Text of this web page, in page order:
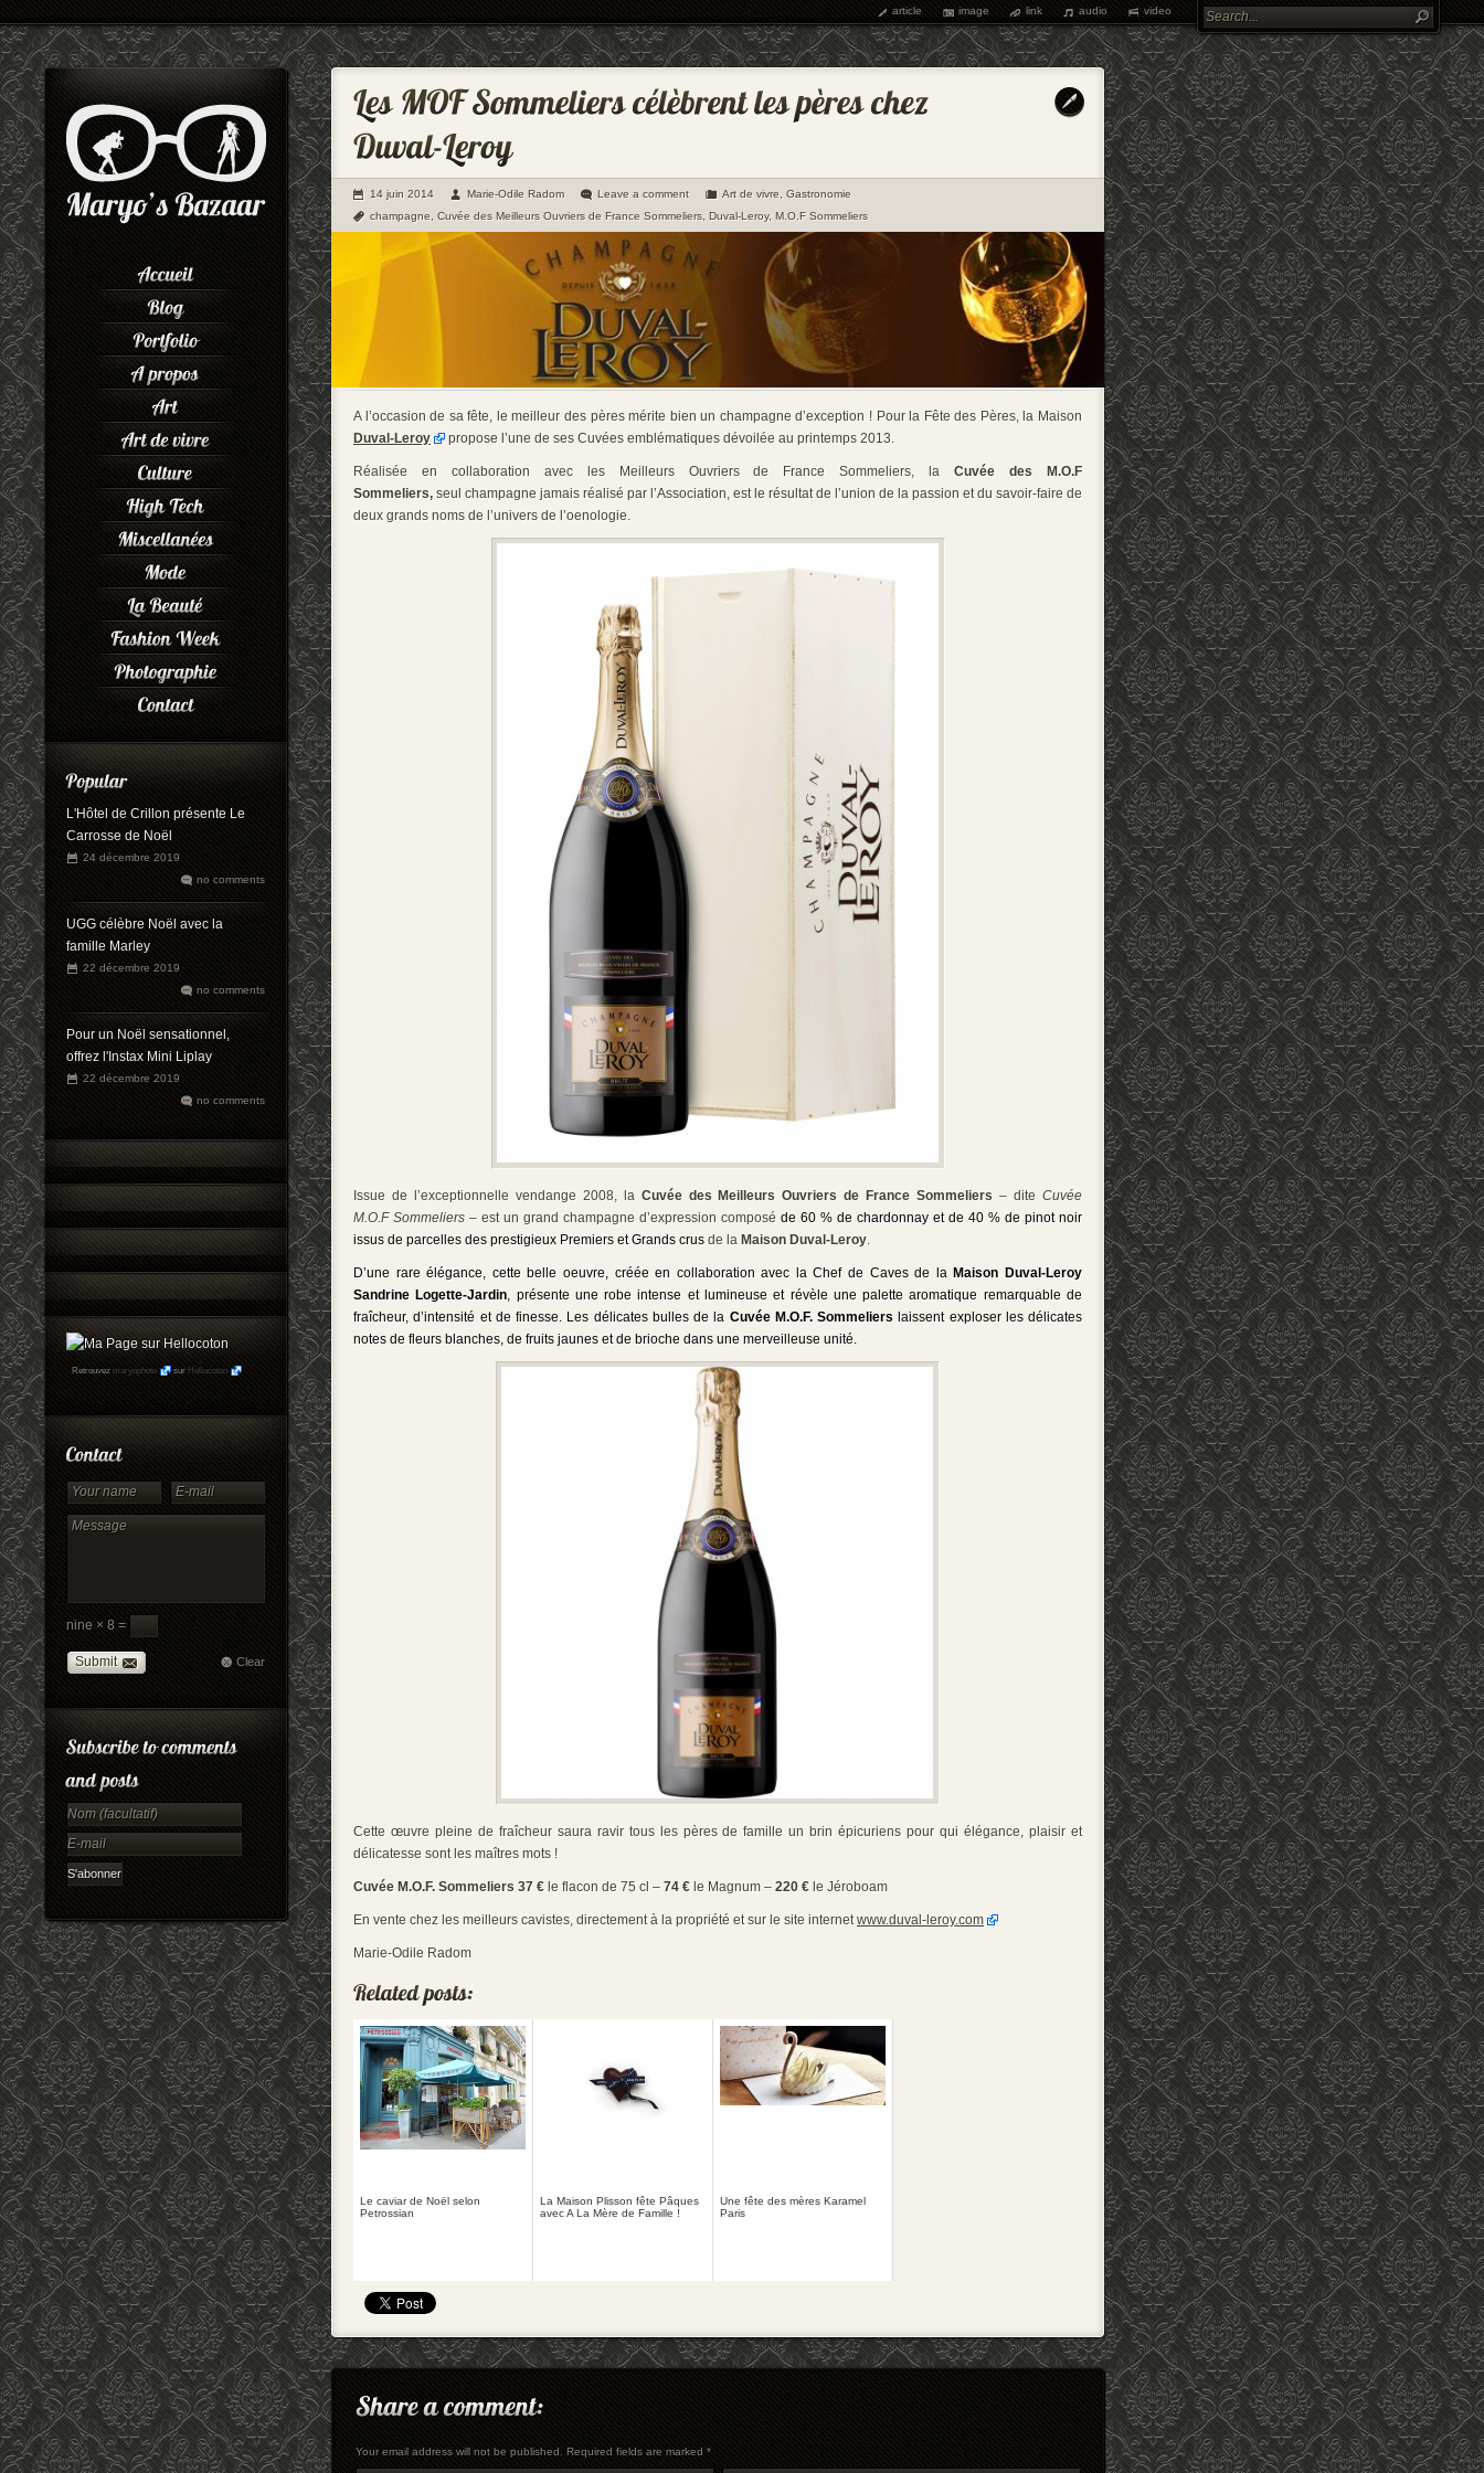
article image link audio video
L'Hôtel de Crillon présente Le
Carrosse de Noël
24 décembre 2019
no comments
UGG célèbre Noël avec la
famille Marley
22 décembre 2019
no comments
Pour un Noël sensationnel,
offrez l'Instax Mini Liplay
22 décembre 2019
no comments
Retrouvez maryophoto sur Hellocoton
nine × 8 =
Submit Clear
14 juin 2014 Marie-Odile Radom Leave a comment Art de vivre
Gastronomie
champagne
Cuvée des Meilleurs Ouvriers de France Sommeliers Duval-Leroy, M.O.F Sommeliers
A l’occasion de sa fête, le meilleur des pères mérite bien un champagne d’exception ! Pour la Fête des Pères, la Maison
Duval-Leroy
propose l’une de ses Cuvées emblématiques dévoilée au printemps 2013.
Réalisée en collaboration avec les Meilleurs Ouvriers de France Sommeliers, laCuvée des M.O.F
Sommeliers, seul champagne jamais réalisé par l’Association, est le résultat de l’union de la passion et du savoir-faire de
deux grands noms de l’univers de l’oenologie.
Issue de l’exceptionnelle vendange 2008, la Cuvée des Meilleurs Ouvriers de France Sommeliers– diteCuvée
M.O.F Sommeliers – est un grand champagne d’expression composé de 60 % de chardonnay et de 40 % de pinot noir
issus de parcelles des prestigieux Premiers et Grands crus de la Maison Duval-Leroy.
D’une rare élégance, cette belle oeuvre, crééeen collaboration avec la Chef de Caves de la Maison Duval-Leroy
Sandrine Logette-Jardin, présente une robe intense et lumineuse et révèle une palette aromatique remarquable de
fraîcheur, d’intensité et de finesse. Les délicates bulles de la Cuvée M.O.F. Sommeliers laissent exploser les délicates
notes de fleurs blanches, de fruits jaunes et de brioche dans une merveilleuse unité.
Cette œuvre pleine de fraîcheur saura ravir tous les pères de famille un brin épicuriens pour qui élégance, plaisir et
délicatesse sont les maîtres mots !
Cuvée M.O.F. Sommeliers 37 € le flacon de 75 cl – 74 € le Magnum – 220 € le Jéroboam
En vente chez les meilleurs cavistes, directement à la propriété et sur le site internetwww.duval-leroy.com
Marie-Odile Radom
Le caviar de Noël selon
Petrossian
La Maison Plisson fête Pâques
avec A La Mère de Famille !
Une fête des mères Karamel
Paris
Your email address will not be published. Required fields are marked*